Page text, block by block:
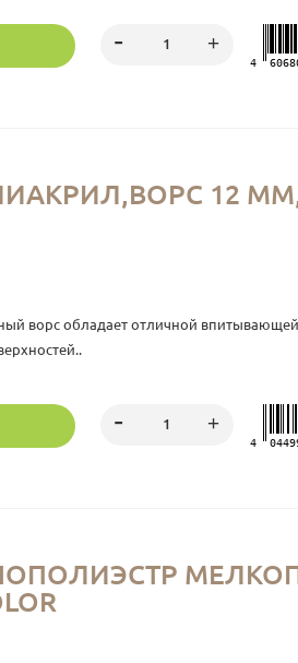
4
12
ворс обладает отличной
4